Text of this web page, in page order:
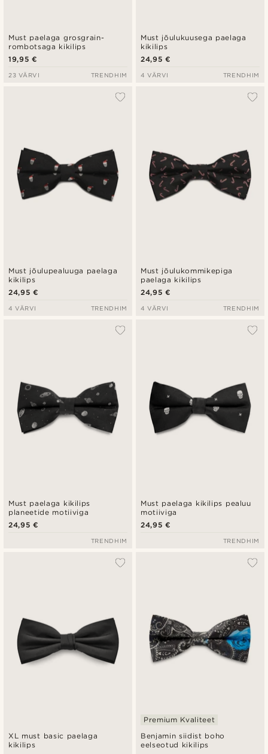
Must paelaga grosgrain-
rombotsaga kikilips
19,95 €
23 VÄRVI TRENDHIM
Must jõulukuusega paelaga
kikilips
24,95 €
4 VÄRVI TRENDHIM
Must jõulupealuuga paelaga
kikilips
24,95 €
4 VÄRVI TRENDHIM
Must jõulukommikepiga
paelaga kikilips
24,95 €
4 VÄRVI TRENDHIM
Must paelaga kikilips
planeetide motiiviga
24,95 €
TRENDHIM
Must paelaga kikilips pealuu
motiiviga
24,95 €
TRENDHIM
XL must basic paelaga
kikilips
Benjamin siidist boho
eelseotud kikilips
Premium Kvaliteet